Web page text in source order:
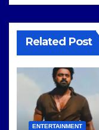
Related Post
ENTERTAINMENT